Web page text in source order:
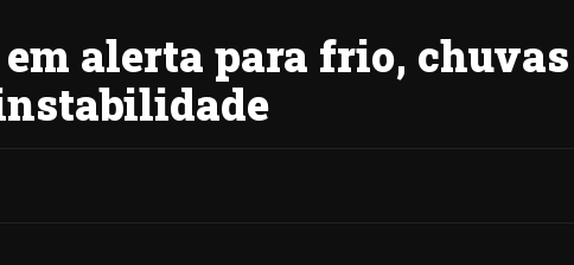
em alerta para frio,